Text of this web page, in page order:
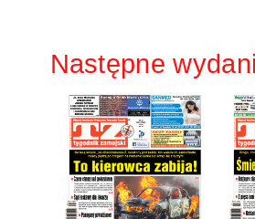
Następne